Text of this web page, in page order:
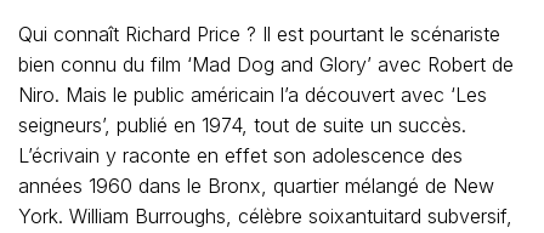
Qui connaît Richard Price ? Il est pourtant le scénariste
bien connu du film ‘Mad Dog and Glory’ avec Robert de
Niro. Mais le public américain l’a découvert avec ‘Les
seigneurs’, publié en 1974, tout de suite un succès.
L’écrivain y raconte en effet son adolescence des
années 1960 dans le Bronx, quartier mélangé de New
York. William Burroughs, célèbre soixantuitard subversif,